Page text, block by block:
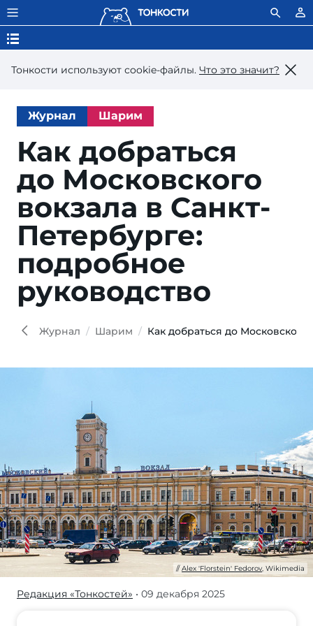
Тонкости используют сookie-файлы. Что это значит?
Журнал Шарим
Как добраться
до Мос­ковс­ко­го
вок­за­ла в Санкт-
Пе­тер­бурге:
подроб­ное
руководство
Журнал Шарим Как добраться до
Alex 'Florstein' Fedorov, Wikimedia
Узнайте,
Редакция «Тонкостей» • 09 декабря 2025